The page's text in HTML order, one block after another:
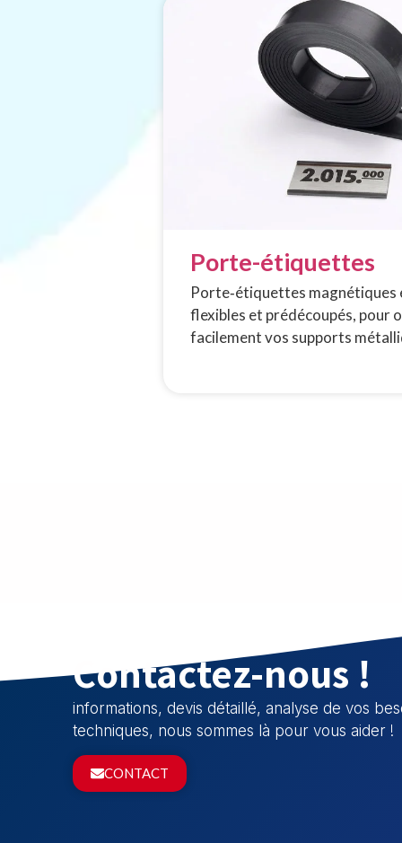
Porte-étiquettes
Porte‑étiquettes magnétiques
flexibles et prédécoupés, pour
facilement vos supports
Contactez-nous !
informations, devis détaillé, analyse de vos
techniques, nous sommes là pour vous aider !
CONTACT